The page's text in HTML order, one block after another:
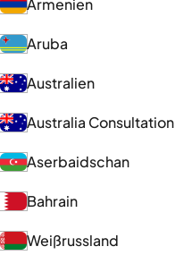
Armenien
Aruba
Australien
Australia Consultation
Aserbaidschan
Bahrain
Weißrussland